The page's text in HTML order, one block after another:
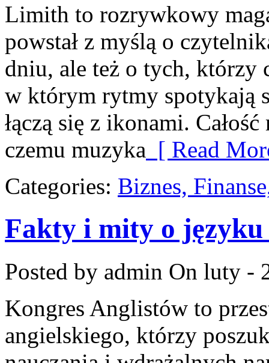
Limith to rozrywkowy
powstał z myślą o
dniu, ale też o tych, którzy
w którym rytmy spotykają
łączą się z ikonami.
czemu muzyka [ Read
Categories: Biznes,
Fakty i mity o języku
Posted by admin On luty -
Kongres Anglistów to
angielskiego, którzy